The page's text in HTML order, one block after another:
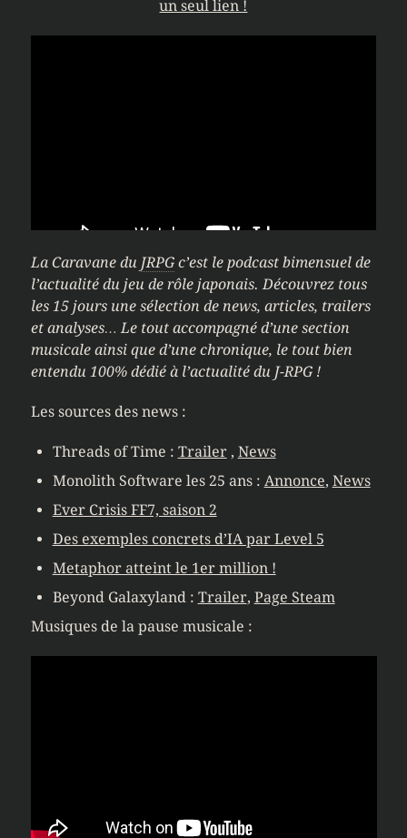
un seul lien !
La Caravane du JRPGc’est le podcast bimensuel de
l’actualité du jeu de rôle japonais. Découvrez tous
les 15 jours une sélection de news, articles, trailers
et analyses… Le tout accompagné d’une section
musicale ainsi que d’une chronique, le tout bien
entendu 100% dédié à l’actualité du J-RPG !
Les sources des news :
Threads of Time : Trailer, News
Monolith Software les 25 ans : Annonce, News
Ever Crisis FF7, saison 2
Des exemples concrets d’IA par Level 5
Metaphor atteint le 1er million !
Beyond Galaxyland : Trailer, Page Steam
Musiques de la pause musicale :